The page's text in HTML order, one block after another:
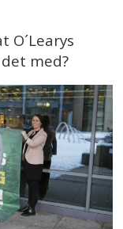
O´Learys
med?